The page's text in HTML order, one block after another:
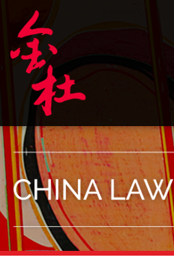
content
Home
- 关于
金杜
Services
- 专业领
域
Contact
- 联系
我们
English
Example Link
China Banking
China Insurance
China Securities
General
Ministry of Commerce
National
Pacific Rim Advisory
State
State
Supreme People’s
World Law Group
RSS
LinkedIn
Weibo